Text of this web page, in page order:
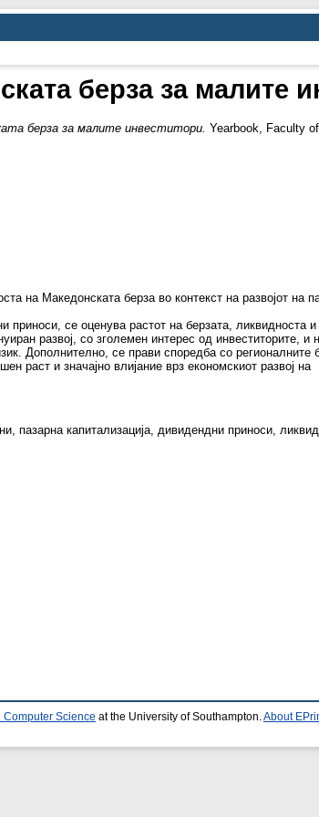
берза за малите
берза за малите инвеститори. Yearbook, Faculty
на Македонската берза во контекст на развојот на
се оценува растот на берзата, ликвидноста и
развој, со зголемен интерес од инвеститорите, и
Дополнително, се прави споредба со регионалните
раст и значајно влијание врз економскиот развој на
пазарна капитализација, дивидендни приноси,
Science at the University of Southampton.About